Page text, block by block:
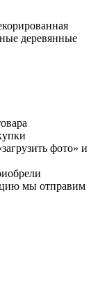
деревянные
фото» и
мы отправим